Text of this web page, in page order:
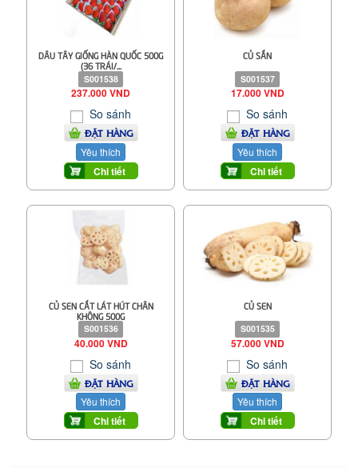
DÂU TÂY GIỐNG HÀN QUỐC 500G
(36 TRÁI/...
S001538
237.000 VND
So sánh
ĐẶT HÀNG
Yêu thích
Chi tiết
CỦ SẮN
S001537
17.000 VND
So sánh
ĐẶT HÀNG
Yêu thích
Chi tiết
CỦ SEN CẮT LÁT HÚT CHÂN
KHÔNG 500G
S001536
40.000 VND
So sánh
ĐẶT HÀNG
Yêu thích
Chi tiết
CỦ SEN
S001535
57.000 VND
So sánh
ĐẶT HÀNG
Yêu thích
Chi tiết